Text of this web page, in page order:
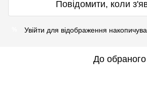
Повідомити, коли
Увійти для відображення
До обраного